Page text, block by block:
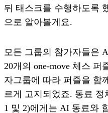
뒤 태스크를 수행하도록
으로 알아볼게요.
모든 그룹의 참가자들은
20개의 one-move 체스
자그룹에 따라 퍼즐을 함
르게 고지되었죠. 동료
1 및 2)에게는 AI 동료와